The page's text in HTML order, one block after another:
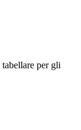
per gli